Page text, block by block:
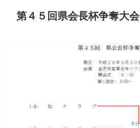
第４５回県会長杯争奪大会